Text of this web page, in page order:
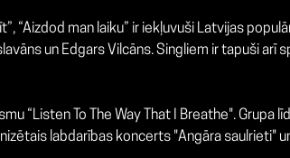
, “Aizdod man laiku” ir iekļuvuši Latvijas
un Edgars Vilcāns. Singliem ir tapuši arī
“Listen To The Way That I Breathe". Grupa
labdarības koncerts "Angāra saulrieti"